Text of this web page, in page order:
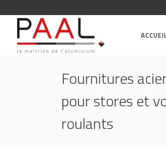
Fournitures
pour stores et
roulants